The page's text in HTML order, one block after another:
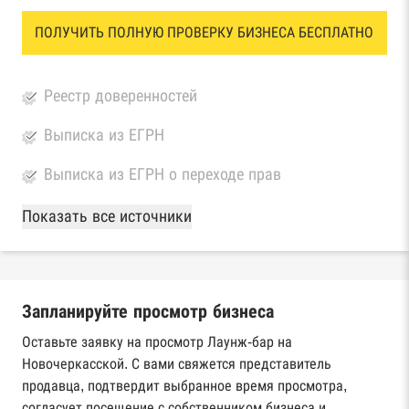
ПОЛУЧИТЬ ПОЛНУЮ ПРОВЕРКУ БИЗНЕСА БЕСПЛАТНО
Реестр доверенностей
Выписка из ЕГРН
Выписка из ЕГРН о переходе прав
База Росстата
Реестры ЕГРЮЛ и ЕГРИП Федеральной
Реестр государственных контрактов
Федерального казначейства
Картотека арбитражных дел Высшего
арбитражного суда
Показать все источники
Запланируйте просмотр бизнеса
Оставьте заявку на просмотр Лаунж-бар на
Новочеркасской. С вами свяжется представитель
продавца, подтвердит выбранное время просмотра,